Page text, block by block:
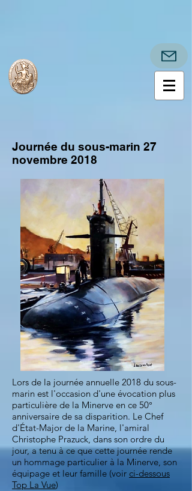
Journée du sous-marin 27
novembre 2018
Lors de la journée annuelle 2018 du sous-
marin est l'occasion d'une évocation plus
particulière de la Minerve en ce 50°
anniversaire de sa disparition. Le Chef
d'État-Major de la Marine, l'amiral
Christophe Prazuck, dans son ordre du
jour, a tenu à ce que cette journée rende
un hommage particulier à la Minerve, son
équipage et leur famille (voir ci-dessous
Top La Vue)